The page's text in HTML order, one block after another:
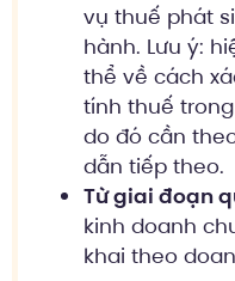
vụ thuế phát
hành. Lưu ý:
thể về cách
tính thuế
do đó cần
dẫn tiếp theo.
Từ giai đoạn
kinh doanh
khai theo